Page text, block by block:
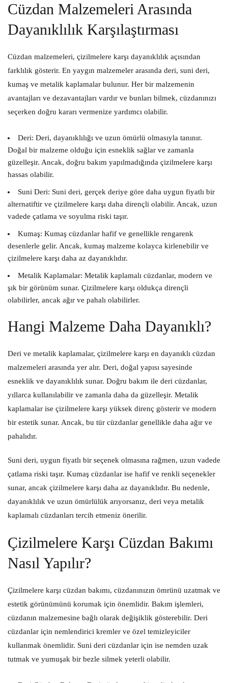
Cüzdan Malzemeleri Arasında
Dayanıklılık Karşılaştırması
Cüzdan malzemeleri, çizilmelere karşı dayanıklılık açısından
farklılık gösterir. En yaygın malzemeler arasında deri, suni deri,
kumaş ve metalik kaplamalar bulunur. Her bir malzemenin
avantajları ve dezavantajları vardır ve bunları bilmek, cüzdanınızı
seçerken doğru kararı vermenize yardımcı olabilir.
Deri: Deri, dayanıklılığı ve uzun ömürlü olmasıyla tanınır.
Doğal bir malzeme olduğu için esneklik sağlar ve zamanla
güzelleşir. Ancak, doğru bakım yapılmadığında çizilmelere karşı
hassas olabilir.
Suni Deri: Suni deri, gerçek deriye göre daha uygun fiyatlı bir
alternatiftir ve çizilmelere karşı daha dirençli olabilir. Ancak, uzun
vadede çatlama ve soyulma riski taşır.
Kumaş: Kumaş cüzdanlar hafif ve genellikle rengarenk
desenlerle gelir. Ancak, kumaş malzeme kolayca kirlenebilir ve
çizilmelere karşı daha az dayanıklıdır.
Metalik Kaplamalar: Metalik kaplamalı cüzdanlar, modern ve
şık bir görünüm sunar. Çizilmelere karşı oldukça dirençli
olabilirler, ancak ağır ve pahalı olabilirler.
Hangi Malzeme Daha Dayanıklı?
Deri ve metalik kaplamalar, çizilmelere karşı en dayanıklı cüzdan
malzemeleri arasında yer alır. Deri, doğal yapısı sayesinde
esneklik ve dayanıklılık sunar. Doğru bakım ile deri cüzdanlar,
yıllarca kullanılabilir ve zamanla daha da güzelleşir. Metalik
kaplamalar ise çizilmelere karşı yüksek direnç gösterir ve modern
bir estetik sunar. Ancak, bu tür cüzdanlar genellikle daha ağır ve
pahalıdır.
Suni deri, uygun fiyatlı bir seçenek olmasına rağmen, uzun vadede
çatlama riski taşır. Kumaş cüzdanlar ise hafif ve renkli seçenekler
sunar, ancak çizilmelere karşı daha az dayanıklıdır. Bu nedenle,
dayanıklılık ve uzun ömürlülük arıyorsanız, deri veya metalik
kaplamalı cüzdanları tercih etmeniz önerilir.
Çizilmelere Karşı Cüzdan Bakımı
Nasıl Yapılır?
Çizilmelere karşı cüzdan bakımı, cüzdanınızın ömrünü uzatmak ve
estetik görünümünü korumak için önemlidir. Bakım işlemleri,
cüzdanın malzemesine bağlı olarak değişiklik gösterebilir. Deri
cüzdanlar için nemlendirici kremler ve özel temizleyiciler
kullanmak önemlidir. Suni deri cüzdanlar için ise nemden uzak
tutmak ve yumuşak bir bezle silmek yeterli olabilir.